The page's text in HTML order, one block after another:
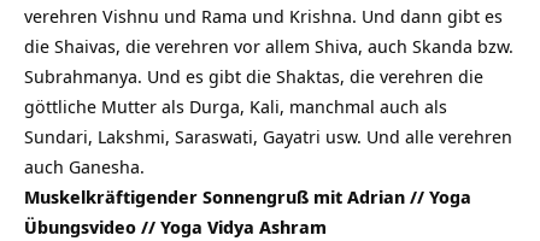
verehren Vishnu und Rama und Krishna. Und dann gibt es
die Shaivas, die verehren vor allem Shiva, auch Skanda bzw.
Subrahmanya. Und es gibt die Shaktas, die verehren die
göttliche Mutter als Durga, Kali, manchmal auch als
Sundari, Lakshmi, Saraswati, Gayatri usw. Und alle verehren
auch Ganesha.
Muskelkräftigender Sonnengruß mit Adrian // Yoga
Übungsvideo // Yoga Vidya Ashram